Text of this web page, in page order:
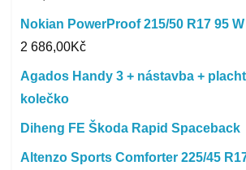
Nokian PowerProof 215/50 R17 95 W
2 686,00Kč
Agados Handy 3 + nástavba +
kolečko
Diheng FE Škoda Rapid Spaceback
Altenzo Sports Comforter 225/45